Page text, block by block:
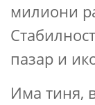
милиони
пазар и
Има тиня,